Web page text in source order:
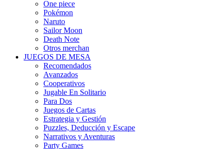
One piece
Pokémon
Naruto
Sailor Moon
Death Note
Otros merchan
JUEGOS DE MESA
Recomendados
Avanzados
Cooperativos
Jugable En Solitario
Para Dos
Juegos de Cartas
Estrategia y Gestión
Puzzles, Deducción y Escape
Narrativos y Aventuras
Party Games